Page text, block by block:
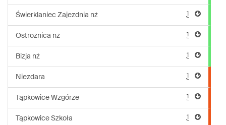
Świerklaniec Zajezdnia nż 1
Ostrożnica nż 1
Bizja nż 1
Niezdara 1
Tąpkowice Wzgórze 1
Tąpkowice Szkoła 1